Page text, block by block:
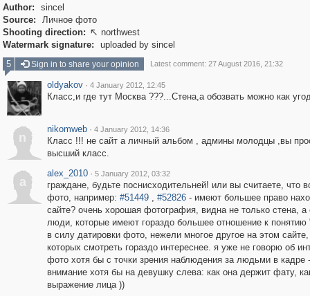
Author:
sincel
Source:
Личное фото
Shooting direction:  northwest
Watermark signature:
uploaded by sincel
5
Sign in to share your opinion Latest comment: 27 August 2016, 21:32
oldyakov · 4 January 2012, 12:45
Класс,и где тут Москва ???...Стена,а обозвать можно как
n
nikomweb · 4 January 2012, 14:36
Класс !!! не сайт а личный альбом , админы молодцы ,вы
высший класс.
a
alex_2010 · 5 January 2012, 03:32
граждане, будьте поснисходительней! или вы считаете, что
фото, например: #51449, #52826- имеют большее право
сайте? очень хорошая фотография, видна не только стена,
люди, которые имеют гораздо большее отношение к понятию
в силу датировки фото, нежели многое другое на этом
которых смотреть гораздо интереснее. я уже не говорю об
фото хотя бы с точки зрения наблюдения за людьми в кадре
внимание хотя бы на девушку слева: как она держит фату,
выражение лица ))